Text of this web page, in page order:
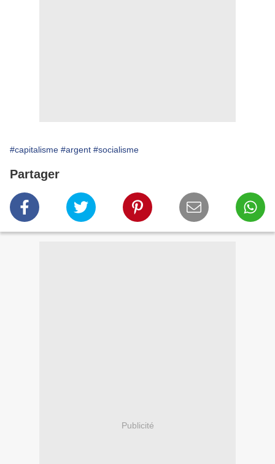
#capitalisme #argent #socialisme
Partager
Publicité